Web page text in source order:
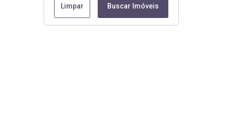
Limpar Buscar Imóveis